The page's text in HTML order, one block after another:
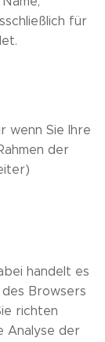
für
wenn Sie Ihre
der
handelt es
Browsers
richten
Analyse der